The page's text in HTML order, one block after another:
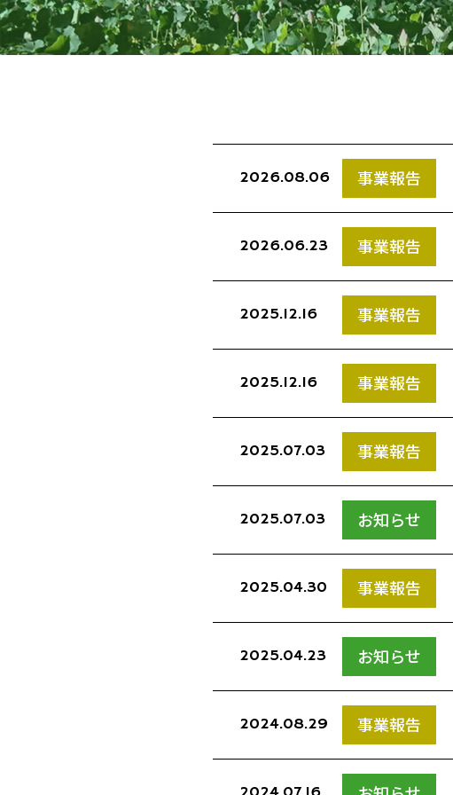
2026.08.06 事業報告
2026.06.23 事業報告
2025.12.16 事業報告
2025.12.16 事業報告
2025.07.03 事業報告
2025.07.03 お知らせ
2025.04.30 事業報告
2025.04.23 お知らせ
2024.08.29 事業報告